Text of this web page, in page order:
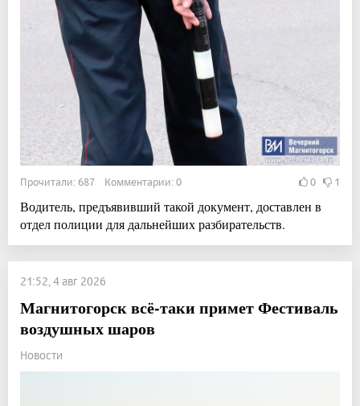
Прочитали: 687 Комментарии: 0 0 1
Водитель, предъявивший такой документ, доставлен в
отдел полиции для дальнейших разбирательств.
21:52, 4 авг 2026
Магнитогорск всё-таки примет Фестиваль
воздушных шаров
Новости